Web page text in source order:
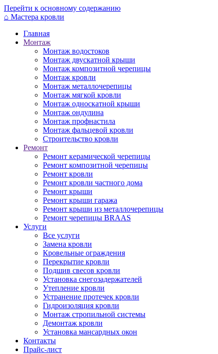
Перейти к основному содержанию
⌂ Мастера кровли
Главная
Монтаж
Монтаж водостоков
Монтаж двускатной крыши
Монтаж композитной черепицы
Монтаж кровли
Монтаж металлочерепицы
Монтаж мягкой кровли
Монтаж односкатной крыши
Монтаж ондулина
Монтаж профнастила
Монтаж фальцевой кровли
Строительство кровли
Ремонт
Ремонт керамической черепицы
Ремонт композитной черепицы
Ремонт кровли
Ремонт кровли частного дома
Ремонт крыши
Ремонт крыши гаража
Ремонт крыши из металлочерепицы
Ремонт черепицы BRAAS
Услуги
Все услуги
Замена кровли
Кровельные ограждения
Перекрытие кровли
Подшив свесов кровли
Установка снегозадержателей
Утепление кровли
Устранение протечек кровли
Гидроизоляция кровли
Монтаж стропильной системы
Демонтаж кровли
Установка мансардных окон
Контакты
Прайс-лист